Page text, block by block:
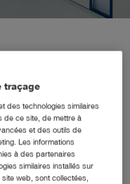
de se tenir
aux nouveaux
les séminaires et
pour profiter des toutes
médicale.
traçage
des technologies similaires
de ce site, de mettre à
et des outils de
Les informations
à des partenaires
similaires installés sur
web, sont collectées,